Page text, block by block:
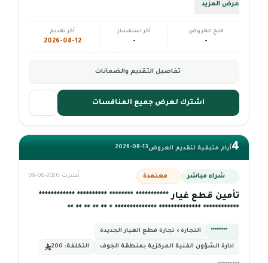
عرض المزيد
فتح العروض
-
آخر استفسار
-
آخر تقديم
2026-08-12
تفاصيل التقديم والضمانات
اشترك لعرض جميع المنافسات
4أيام متبقية لتقديم العروض2026-08-13
شراء مباشر معتمدة نُشرت 2026-08-09
تأمين قطع غيار *********** ******** ********** ************
************ ************** ************** * ** ** ** ** **
********* التجارة › تجارة قطع الغيار الجديدة
ادارة الشؤون الفنية المركزية بمنطقة الجوف التكلفة: